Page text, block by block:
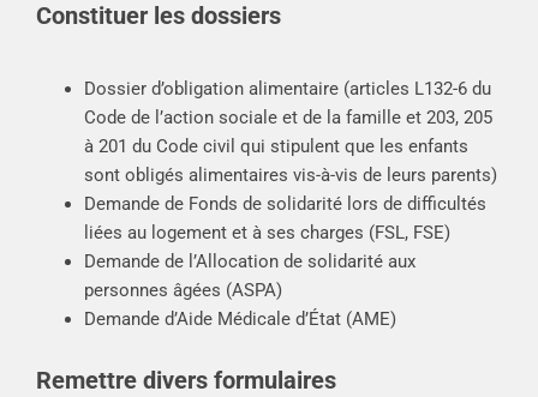
Constituer les dossiers
Dossier d’obligation alimentaire (articles L132-6 du
Code de l’action sociale et de la famille et 203, 205
à 201 du Code civil qui stipulent que les enfants
sont obligés alimentaires vis-à-vis de leurs parents)
Demande de Fonds de solidarité lors de difficultés
liées au logement et à ses charges (FSL, FSE)
Demande de l’Allocation de solidarité aux
personnes âgées (ASPA)
Demande d’Aide Médicale d’État (AME)
Remettre divers formulaires